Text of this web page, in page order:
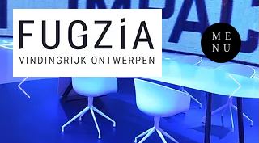
ME
NU